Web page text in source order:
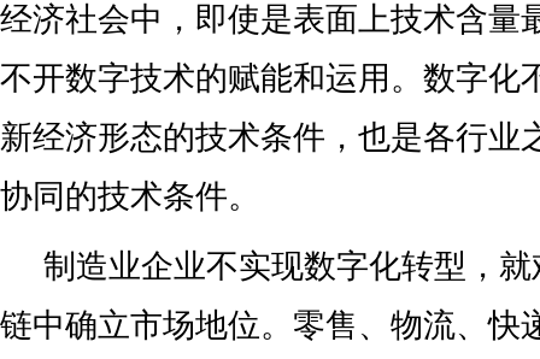
经济社会中，即使是表面上技术含量
不开数字技术的赋能和运用。数字化
新经济形态的技术条件，也是各行业
协同的技术条件。
制造业企业不实现数字化转型，
链中确立市场地位。零售、物流、快